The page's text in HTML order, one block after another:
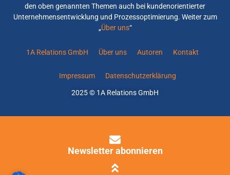
den oben genannten Themen auch bei kundenorientierter
Unternehmensentwicklung und Prozessoptimierung. Weiter zum
„Über uns“
1A Relations GmbH Über uns Autoren Kontakt
Impressum Datenschutzerklärung
2025 © 1A Relations GmbH
Newsletter abonnieren